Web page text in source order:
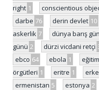
right 1 conscientious
darbe 76 derin devlet 10
askerlik 7 dünya barış
günü 2 dürzi vicdani retçi
ebco 64 ebola 1
örgütleri 1 eritre 1
ermenistan 5 estonya 2